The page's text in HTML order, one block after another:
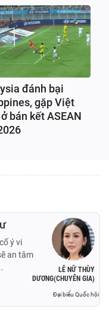
đánh bại
gặp Việt
bán kết ASEAN
LÊ NỮ THÙY
DƯƠNG(CHUYÊN GIA)
Đại biểu Quốc hội
ý vi
an tâm